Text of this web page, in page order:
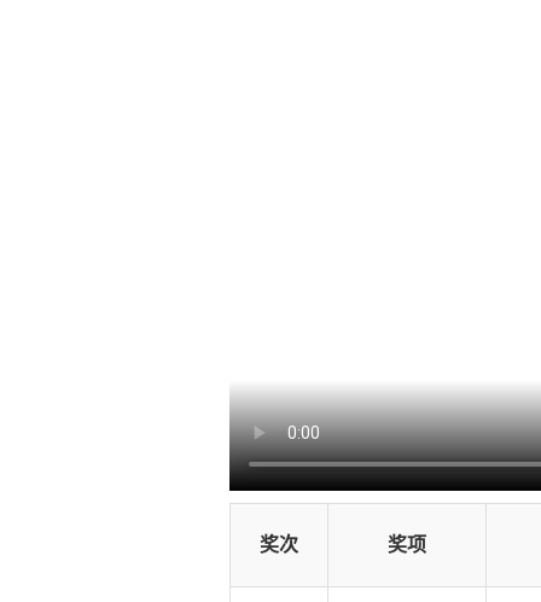
奖次 奖项